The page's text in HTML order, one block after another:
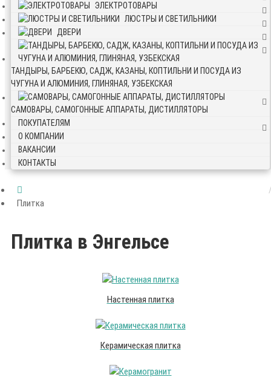
ЭЛЕКТРОТОВАРЫ
ЛЮСТРЫ И СВЕТИЛЬНИКИ
ДВЕРИ
ТАНДЫРЫ, БАРБЕКЮ, САДЖ, КАЗАНЫ, КОПТИЛЬНИ И ПОСУДА ИЗ
ЧУГУНА И АЛЮМИНИЯ, ГЛИНЯНАЯ, УЗБЕКСКАЯ
САМОВАРЫ, САМОГОННЫЕ АППАРАТЫ, ДИСТИЛЛЯТОРЫ
ПОКУПАТЕЛЯМ
О КОМПАНИИ
ВАКАНСИИ
КОНТАКТЫ
Плитка
Плитка в Энгельсе
Настенная плитка
Керамическая плитка